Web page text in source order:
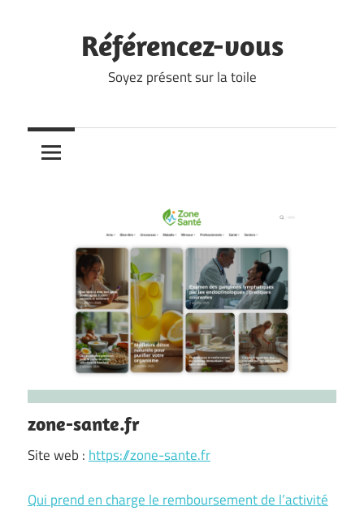
Référencez-vous
Soyez présent sur la toile
zone-sante.fr
Site web : https://zone-sante.fr
Qui prend en charge le remboursement de l’activité